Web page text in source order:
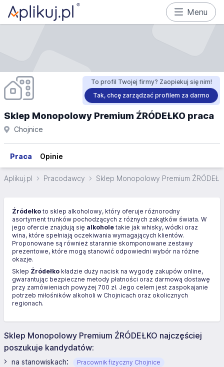
Menu
To profil Twojej firmy? Zaopiekuj się nim!
Tak, chcę zarządzać profilem za darmo
Sklep Monopolowy Premium ŹRÓDEŁKO praca
Chojnice
Praca Opinie
Aplikuj.pl Pracodawcy Sklep Monopolowy Premium
Źródełko to sklep alkoholowy, który oferuje różnorodny
asortyment trunków pochodzących z różnych zakątków świata. W
jego ofercie znajdują się alkohole takie jak whisky, wódki oraz
wina, które spełniają oczekiwania wymagających klientów.
Proponowane są również starannie skomponowane zestawy
prezentowe, które mogą stanowić odpowiedni wybór na różne
okazje.
Sklep Źródełko kładzie duży nacisk na wygodę zakupów online,
gwarantując bezpieczne metody płatności oraz darmową dostawę
przy zamówieniach powyżej 700 zł. Jego celem jest zaspokajanie
potrzeb miłośników alkoholi w Chojnicach oraz okolicznych
regionach.
Sklep Monopolowy Premium ŹRÓDEŁKO najczęściej
poszukuje kandydatów:
na stanowiskach: Pracownik fizyczny Chojnice